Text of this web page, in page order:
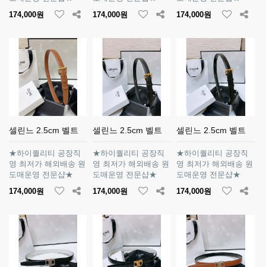
174,000원
174,000원
174,000원
셀린느 2.5cm 벨트
★하이퀄리티 공장직
영 최저가 해외배송 원
도매운영 전문샵★
174,000원
셀린느 2.5cm 벨트
★하이퀄리티 공장직
영 최저가 해외배송 원
도매운영 전문샵★
174,000원
셀린느 2.5cm 벨트
★하이퀄리티 공장직
영 최저가 해외배송 원
도매운영 전문샵★
174,000원